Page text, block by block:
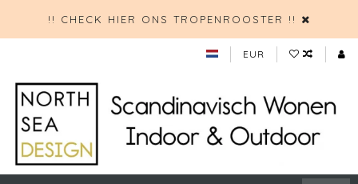
!! CHECK HIER ONS TROPENROOSTER !!
EUR